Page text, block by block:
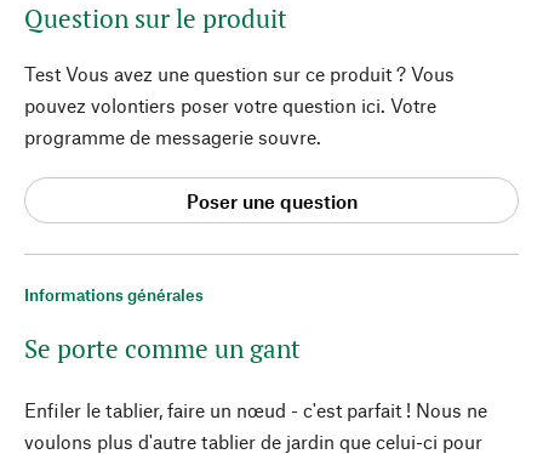
Informations générales
Se porte comme un gant
Enfiler le tablier, faire un nœud - c'est parfait ! Nous ne
voulons plus d'autre tablier de jardin que celui-ci pour
Question sur le produit
Test Vous avez une question sur ce produit ? Vous
pouvez volontiers poser votre question ici. Votre
programme de messagerie souvre.
Poser une question